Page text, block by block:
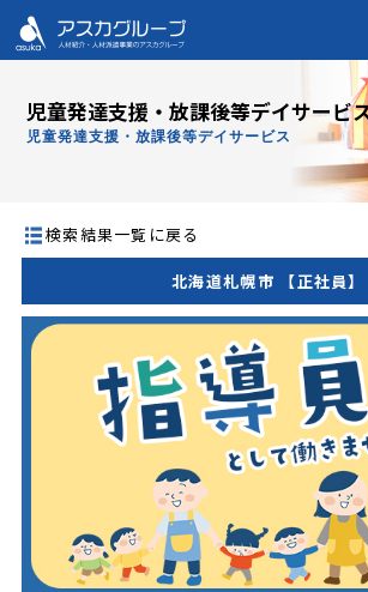
児童発達支援・放課後等デイサービ
児童発達支援・放課後等デイサービス
検索結果一覧に戻る
北海道札幌市 【正社員】